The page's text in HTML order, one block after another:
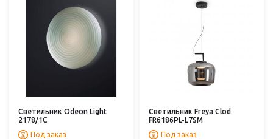
Светильник Odeon Light
2178/1C
Под заказ
Светильник Freya Clod
FR6186PL-L7SM
Под заказ